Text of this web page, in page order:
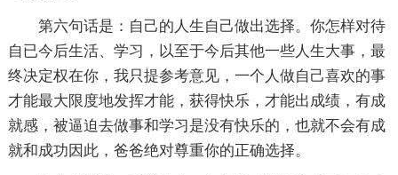
第六句话是：自己的人生自己做出选择。你怎样对待
自已今后生活、学习，以至于今后其他一些人生大事，最
终决定权在你，我只提参考意见，一个人做自己喜欢的事
才能最大限度地发挥才能，获得快乐，才能出成绩，有成
就感，被逼迫去做事和学习是没有快乐的，也就不会有成
就和成功因此，爸爸绝对尊重你的正确选择。